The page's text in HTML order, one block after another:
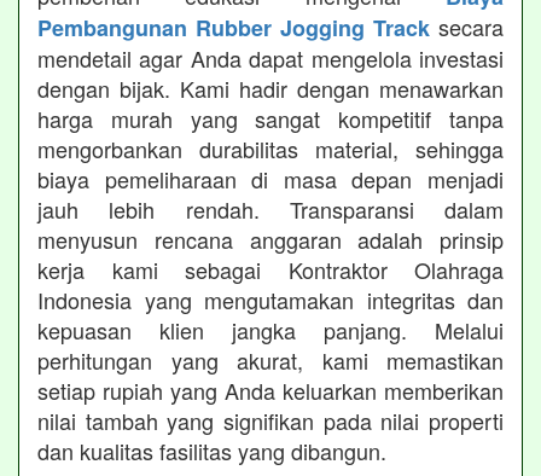
Pembangunan Rubber Jogging Track secara
mendetail agar Anda dapat mengelola investasi
dengan bijak. Kami hadir dengan menawarkan
harga murah yang sangat kompetitif tanpa
mengorbankan durabilitas material, sehingga
biaya pemeliharaan di masa depan menjadi
jauh lebih rendah. Transparansi dalam
menyusun rencana anggaran adalah prinsip
kerja kami sebagai Kontraktor Olahraga
Indonesia yang mengutamakan integritas dan
kepuasan klien jangka panjang. Melalui
perhitungan yang akurat, kami memastikan
setiap rupiah yang Anda keluarkan memberikan
nilai tambah yang signifikan pada nilai properti
dan kualitas fasilitas yang dibangun.